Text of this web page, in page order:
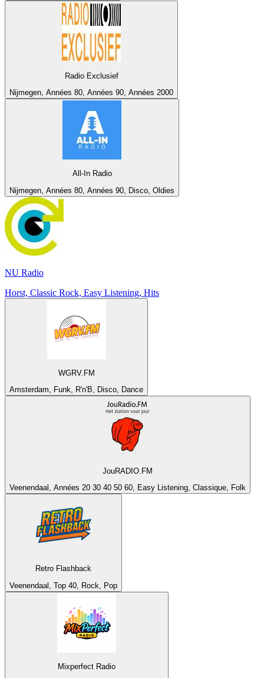
Radio Exclusief
Nijmegen, Années 80, Années 90, Années 2000
All-In Radio
Nijmegen, Années 80, Années 90, Disco, Oldies
NU Radio
Horst, Classic Rock, Easy Listening, Hits
WGRV.FM
Amsterdam, Funk, R'n'B, Disco, Dance
JouRADIO.FM
Veenendaal, Années 20 30 40 50 60, Easy Listening, Classique, Folk
Retro Flashback
Veenendaal, Top 40, Rock, Pop
Mixperfect Radio